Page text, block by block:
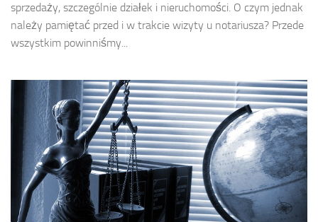
sprzedaży, szczególnie działek i nieruchomości. O czym jednak
należy pamiętać przed i w trakcie wizyty u notariusza? Przede
wszystkim powinniśmy...